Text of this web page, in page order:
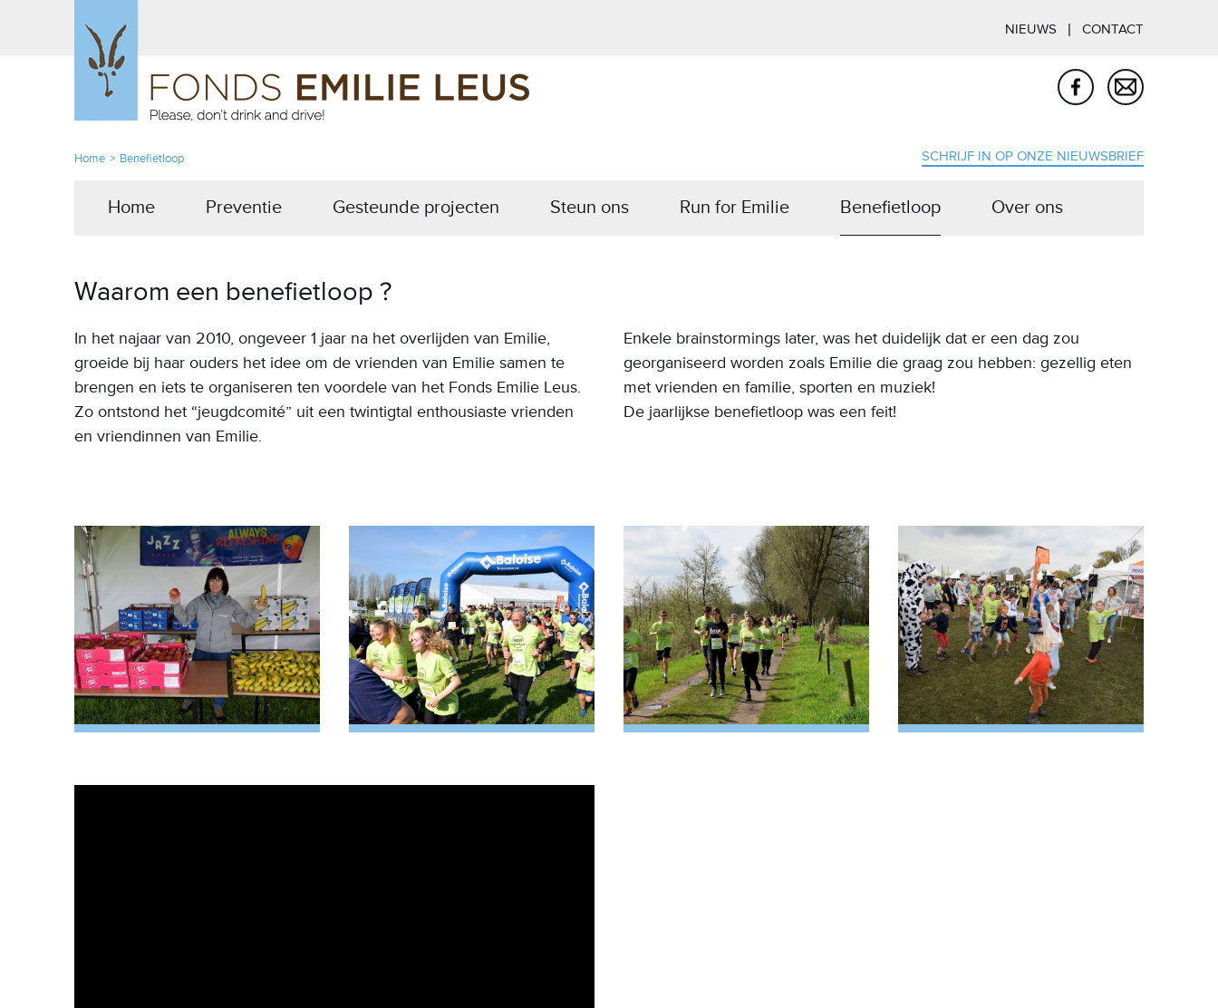
NIEUWS CONTACT
SCHRIJF IN OP ONZE NIEUWSBRIEF
Home Benefietloop
Home Preventie Gesteunde projecten Steun ons Run for Emilie Benefietloop Over ons
Waarom een benefietloop ?
In het najaar van 2010, ongeveer 1 jaar na het overlijden van Emilie,
groeide bij haar ouders het idee om de vrienden van Emilie samen te
brengen en iets te organiseren ten voordele van het Fonds Emilie Leus.
Zo ontstond het “jeugdcomité” uit een twintigtal enthousiaste vrienden
en vriendinnen van Emilie.
Enkele brainstormings later, was het duidelijk dat er een dag zou
georganiseerd worden zoals Emilie die graag zou hebben: gezellig eten
met vrienden en familie, sporten en muziek!
De jaarlijkse benefietloop was een feit!